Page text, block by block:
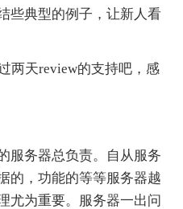
些典型的例子，让新人看
两天review的支持吧，感
服务器总负责。自从服务
的，功能的等等服务器越
尤为重要。服务器一出问